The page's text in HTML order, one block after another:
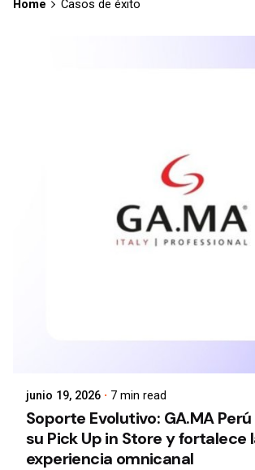
Home Casos de éxito
junio 19, 2026 7 min read
Soporte Evolutivo: GA.MA
su Pick Up in Store y fortalece
experiencia omnicanal